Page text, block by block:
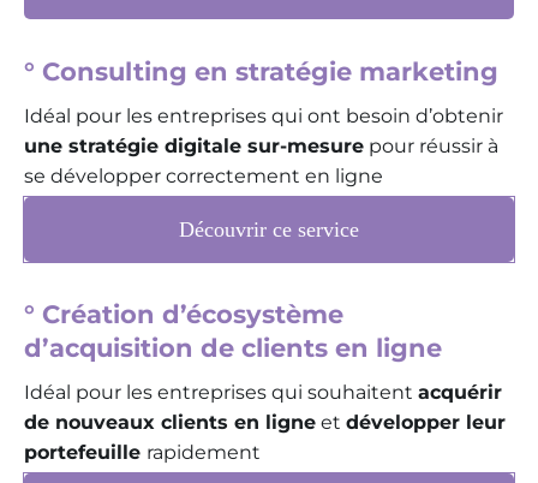
° Consulting en stratégie marketing
Idéal pour les entreprises qui ont besoin d’obtenir
une stratégie digitale sur-mesure pour réussir à
se développer correctement en ligne
Découvrir ce service
° Création d’écosystème
d’acquisition de clients en ligne
Idéal pour les entreprises qui souhaitent acquérir
de nouveaux clients en ligne et développer leur
portefeuille rapidement